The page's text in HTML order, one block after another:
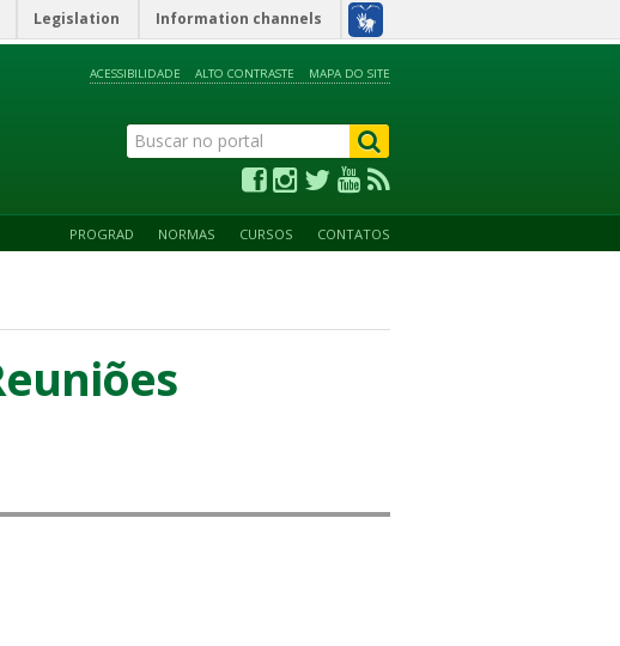
Legislation Information channels
ACESSIBILIDADE ALTO CONTRASTE MAPA DO SITE
PROGRAD NORMAS CURSOS CONTATOS